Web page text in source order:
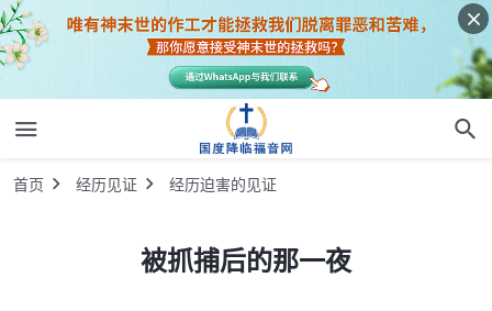
首页 经历见证 经历迫害的见证
被抓捕后的那一夜